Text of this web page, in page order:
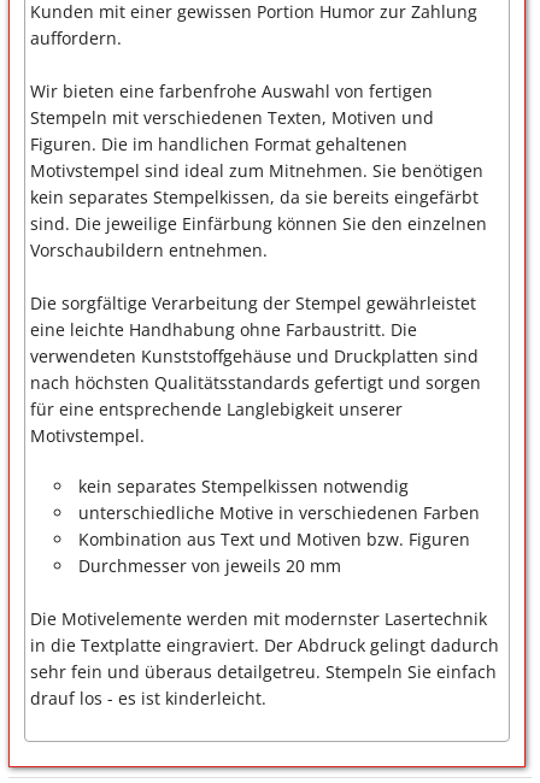
Kunden mit einer gewissen Portion Humor zur Zahlung
auffordern.
Wir bieten eine farbenfrohe Auswahl von fertigen
Stempeln mit verschiedenen Texten, Motiven und
Figuren. Die im handlichen Format gehaltenen
Motivstempel sind ideal zum Mitnehmen. Sie benötigen
kein separates Stempelkissen, da sie bereits eingefärbt
sind. Die jeweilige Einfärbung können Sie den einzelnen
Vorschaubildern entnehmen.
Die sorgfältige Verarbeitung der Stempel gewährleistet
eine leichte Handhabung ohne Farbaustritt. Die
verwendeten Kunststoffgehäuse und Druckplatten sind
nach höchsten Qualitätsstandards gefertigt und sorgen
für eine entsprechende Langlebigkeit unserer
Motivstempel.
kein separates Stempelkissen notwendig
unterschiedliche Motive in verschiedenen Farben
Kombination aus Text und Motiven bzw. Figuren
Durchmesser von jeweils 20 mm
Die Motivelemente werden mit modernster Lasertechnik
in die Textplatte eingraviert. Der Abdruck gelingt dadurch
sehr fein und überaus detailgetreu. Stempeln Sie einfach
drauf los - es ist kinderleicht.